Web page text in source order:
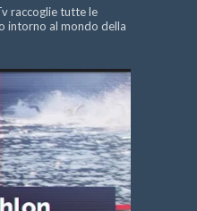
raccoglie tutte le
intorno al mondo della